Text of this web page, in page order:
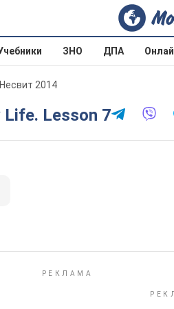
ЗНО ДПА
2014
Life. Lesson 7